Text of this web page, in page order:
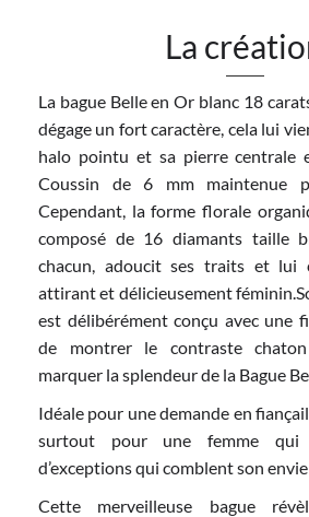
La
La bague Belle en Or blanc 18
dégage un fort caractère, cela lui
halo pointu et sa pierre centrale
Coussin de 6 mm maintenue
Cependant, la forme florale
composé de 16 diamants taille
chacun, adoucit ses traits et lui
attirant et délicieusement
est délibérément conçu avec une
de montrer le contraste
marquer la splendeur de la Bague
Idéale pour une demande en
surtout pour une femme qui
d’exceptions qui comblent son
Cette merveilleuse bague